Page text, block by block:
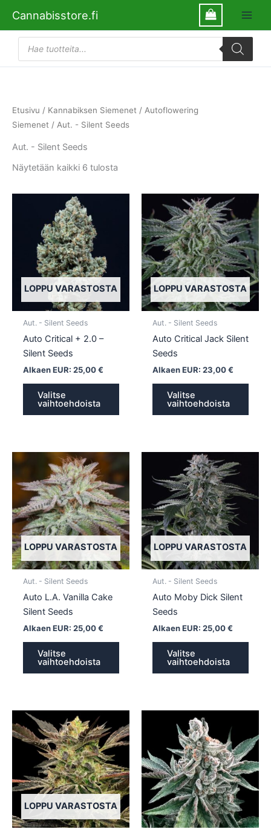
sisältöön
Cannabisstore.fi
Products
search
Etusivu / Kannabiksen Siemenet / Autoflowering
Siemenet / Aut. - Silent Seeds
Aut. - Silent Seeds
Näytetään kaikki 6 tulosta
LOPPU VARASTOSTA
Aut. - Silent Seeds
Auto Critical + 2.0 –
Silent Seeds
Alkaen EUR: 25,00€
Valitse
vaihtoehdoista
tuotteella
useampi
muunnelma.
valinnat
LOPPU VARASTOSTA
Aut. - Silent Seeds
Auto Critical Jack Silent
Seeds
Alkaen EUR: 23,00€
Valitse
vaihtoehdoista
Tällä
on
Voit
tehdä
LOPPU VARASTOSTA
Aut. - Silent Seeds
Auto L.A. Vanilla Cake
Silent Seeds
Alkaen EUR: 25,00€
Valitse
vaihtoehdoista
tuotteella
on
useampi
muunnelma.
Voit
tehdä
valinnat
LOPPU VARASTOSTA
Aut. - Silent Seeds
Auto Moby Dick Silent
Seeds
Alkaen EUR: 25,00€
Valitse
vaihtoehdoista
LOPPU VARASTOSTA
tuotteella
on
useampi
muunnelma.
Voit
tehdä
valinnat
on
Voit